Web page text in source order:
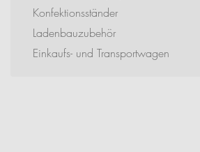
Konfektionsständer
Ladenbauzubehör
Einkaufs- und Transportwagen